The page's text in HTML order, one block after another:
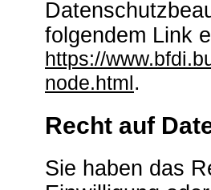
folgendem Link
https://
node.html.
Recht auf
Sie haben das